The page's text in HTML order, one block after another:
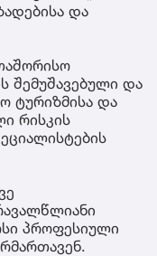
და
შემუშავებული და
ტურიზმისა და
რისკის
პროფესიული